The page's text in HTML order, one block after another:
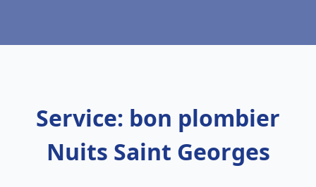
Service: bon plombier
Nuits Saint Georges